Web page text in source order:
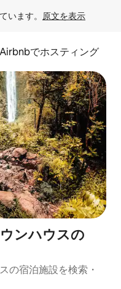
います。 原文を表示
Airbnbでホスティング
ン⁠ハ⁠ウ⁠スの
の宿泊施設を検索・